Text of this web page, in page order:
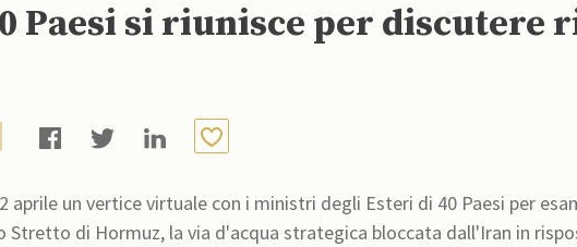
Paesi si riunisce per
aprile un vertice virtuale con i ministri degli Esteri di 40 Paesi per
Stretto di Hormuz, la via d'acqua strategica bloccata dall'Iran in